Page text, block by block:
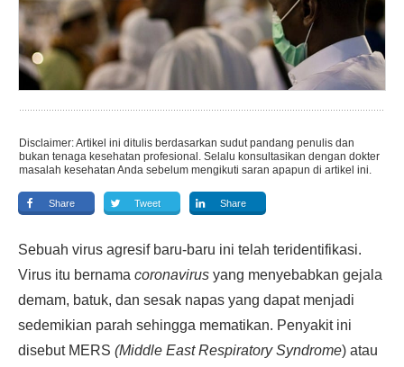
Disclaimer: Artikel ini ditulis berdasarkan sudut pandang penulis dan
bukan tenaga kesehatan profesional. Selalu konsultasikan dengan dokter
masalah kesehatan Anda sebelum mengikuti saran apapun di artikel ini.
Share Tweet Share
Sebuah virus agresif baru-baru ini telah teridentifikasi.
Virus itu bernama coronavirus yang menyebabkan gejala
demam, batuk, dan sesak napas yang dapat menjadi
sedemikian parah sehingga mematikan. Penyakit ini
disebut MERS (Middle East Respiratory Syndrome) atau